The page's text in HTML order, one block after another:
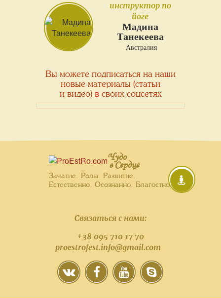
инструктор по
йоге
Мадина
Танекеева
Австралия
Вы можете подписаться на наши
новые материалы (статьи
и видео) в своих соцсетях
Чудо
в Сердце
Зачатие. Роды. Развитие.
Естественно. Осознанно. Благостно.
Связаться с нами:
+38 095 710 17 70
proestrofest.info@gmail.com